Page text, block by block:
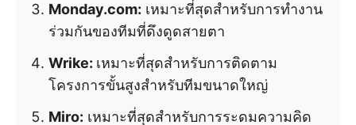
Monday.com: เหมาะที่สุดสำหรับการทำงาน
ร่วมกันของทีมที่ดึงดูดสายตา
Wrike: เหมาะที่สุดสำหรับการติดตาม
โครงการขั้นสูงสำหรับทีมขนาดใหญ่
Miro: เหมาะที่สุดสำหรับการระดมความคิด